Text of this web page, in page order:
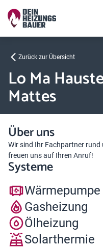
Zurück zur Übersicht
Lo Ma
Mattes
Über uns
Wir sind Ihr Fachpartner rund
freuen uns auf Ihren Anruf!
Systeme
Wärmepumpe
Gasheizung
Ölheizung
Solarthermie